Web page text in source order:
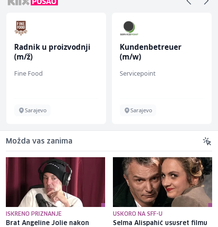
Radnik u proizvodnji
(m/ž)
Fine Food
Sarajevo
Kundenbetreuer
(m/w)
Servicepoint
Sarajevo
Možda vas zanima
ISKRENO PRIZNANJE
Brat Angeline Jolie nakon
USKORO NA SFF-U
Selma Alispahić ususret filmu